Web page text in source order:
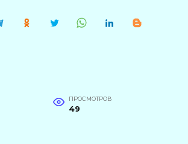
ПРОСМОТРОВ
49